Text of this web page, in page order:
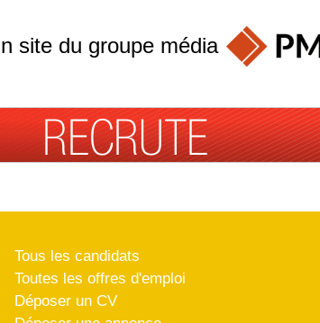
site du groupe média
Tous les candidats
Toutes les offres d'emploi
Déposer un CV